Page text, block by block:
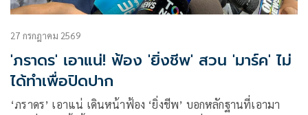
27 กรกฎาคม 2569
'ภราดร' เอาแน่! ฟ้อง 'ยิ่งชีพ' สวน 'มาร์ค' ไม่
ได้ทำเพื่อปิดปาก
‘ภราดร’ เอาแน่ เดินหน้าฟ้อง ‘ยิ่งชีพ’ บอกหลักฐานที่เอามา